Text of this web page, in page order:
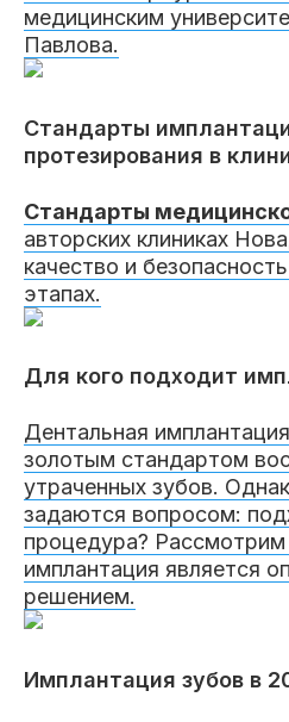
Пациентам База
Вопросы и ответы Награды
Гарантии
Сотрудники
медицинским
Павлова.
Стандарты
протезирования в
Стандарты
авторских клиниках
качество и
этапах.
Для кого подходит
Дентальная
золотым стандартом
утраченных зубов.
задаются вопросом:
процедура? Рассмотрим
имплантация является
решением.
Имплантация зубов в